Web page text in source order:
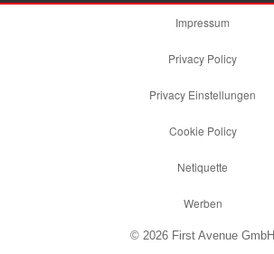
Impressum
Privacy Policy
Privacy Einstellungen
Cookie Policy
Netiquette
Werben
© 2026 First Avenue GmbH